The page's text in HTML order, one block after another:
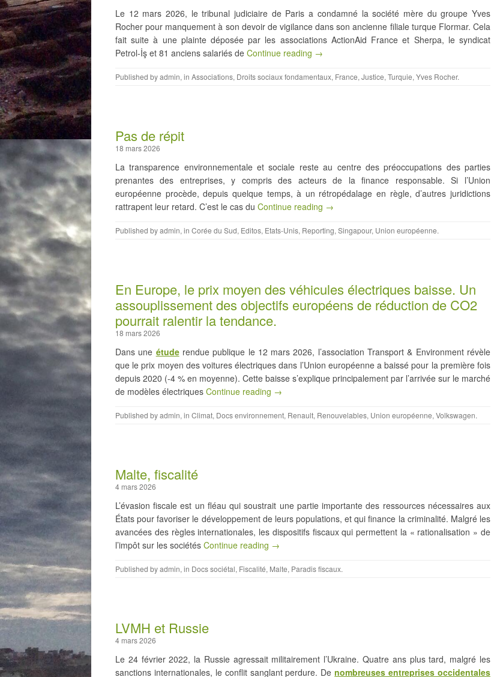
Le 12 mars 2026, le tribunal judiciaire de Paris a condamné la société mère du groupe Yves
Rocher pour manquement à son devoir de vigilance dans son ancienne filiale turque Flormar. Cela
fait suite à une plainte déposée par les associations ActionAid France et Sherpa, le syndicat
Petrol-İş et 81 anciens salariés de Continue reading →
Published byadmin, in Associations, Droits sociaux fondamentaux, France, Justice, Turquie, Yves Rocher.
Pas de répit
18 mars 2026
La transparence environnementale et sociale reste au centre des préoccupations des parties
prenantes des entreprises, y compris des acteurs de la finance responsable. Si l’Union
européenne procède, depuis quelque temps, à un rétropédalage en règle, d’autres juridictions
rattrapent leur retard. C’est le cas du Continue reading →
Published byadmin, in Corée du Sud, Editos, Etats-Unis, Reporting, Singapour, Union européenne.
En Europe, le prix moyen des véhicules électriques baisse. Un
assouplissement des objectifs européens de réduction de CO2
pourrait ralentir la tendance.
18 mars 2026
Dans une étuderendue publique le 12 mars 2026, l’association Transport & Environment révèle
que le prix moyen des voitures électriques dans l’Union européenne a baissé pour la première fois
depuis 2020 (-4 % en moyenne). Cette baisse s’explique principalement par l’arrivée sur le marché
de modèles électriques Continue reading →
Published byadmin, in Climat, Docs environnement, Renault, Renouvelables, Union européenne, Volkswagen.
Malte, fiscalité
4 mars 2026
L’évasion fiscale est un fléau qui soustrait une partie importante des ressources nécessaires aux
États pour favoriser le développement de leurs populations, et qui finance la criminalité. Malgré les
avancées des règles internationales, les dispositifs fiscaux qui permettent la « rationalisation » de
l’impôt sur les sociétés Continue reading →
Published byadmin, in Docs sociétal, Fiscalité, Malte, Paradis fiscaux.
LVMH et Russie
4 mars 2026
Le 24 février 2022, la Russie agressait militairement l’Ukraine. Quatre ans plus tard, malgré les
sanctions internationales, le conflit sanglant perdure. Denombreuses entreprises occidentales